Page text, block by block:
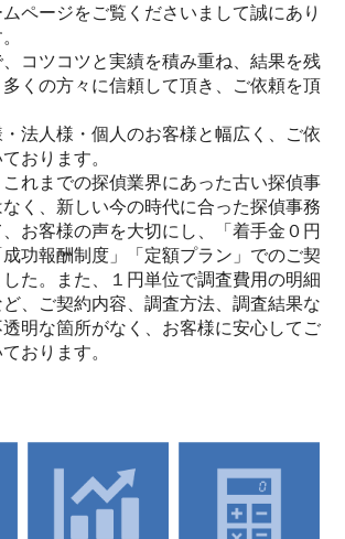
ページをご覧くださいまして誠にあり
コツコツと実績を積み重ね、結果を残
くの方々に信頼して頂き、ご依頼を頂
法人様・個人のお客様と幅広く、ご依
おります。
れまでの探偵業界にあった古い探偵事
く、新しい今の時代に合った探偵事務
お客様の声を大切にし、「着手金０円
功報酬制度」「定額プラン」でのご契
た。また、１円単位で調査費用の明細
、ご契約内容、調査方法、調査結果な
明な箇所がなく、お客様に安心してご
おります。